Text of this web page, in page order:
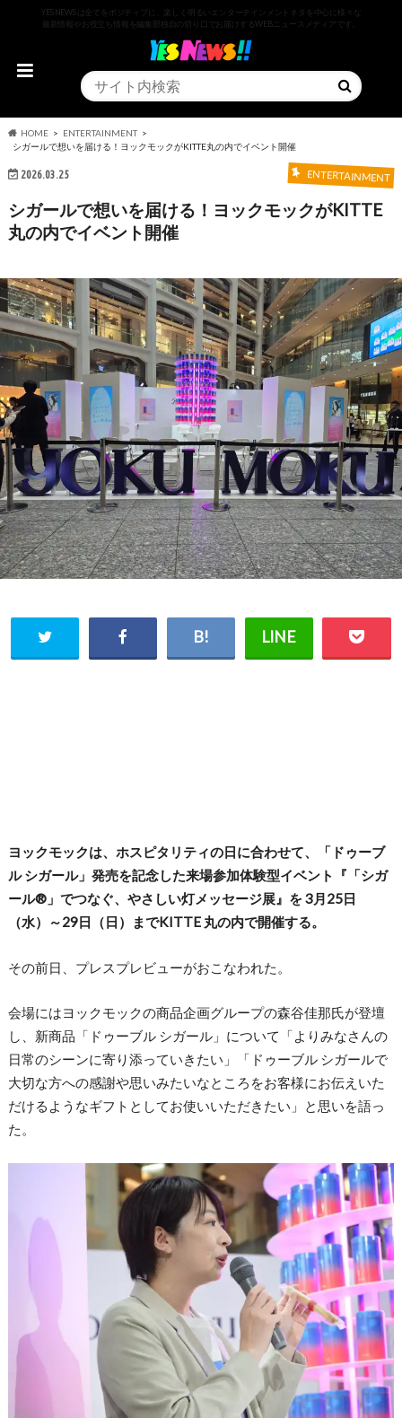
YESNEWSは全てをポジティブに、楽しく明るいエンターテインメントネタを中心に様々な
最新情報やお役立ち情報を編集部独自の切り口でお届けするWEBニュースメディアです。
HOME
ENTERTAINMENT
シガールで想いを届ける！ヨックモックがKITTE丸の内でイベント開催
2026.03.25 ENTERTAINMENT
シガールで想いを届ける！ヨックモックがKITTE
丸の内でイベント開催
ヨックモックは、ホスピタリティの日に合わせて、「ドゥーブ
ル シガール」発売を記念した来場参加体験型イベント『「シガ
ール®」でつなぐ、やさしい灯メッセージ展』を 3月25日
（水）～29日（日）までKITTE 丸の内で開催する。
その前日、プレスプレビューがおこなわれた。
会場にはヨックモックの商品企画グループの森谷佳那氏が登壇
し、新商品「ドゥーブル シガール」について「よりみなさんの
日常のシーンに寄り添っていきたい」「ドゥーブル シガールで
大切な方への感謝や思いみたいなところをお客様にお伝えいた
だけるようなギフトとしてお使いいただきたい」と思いを語っ
た。